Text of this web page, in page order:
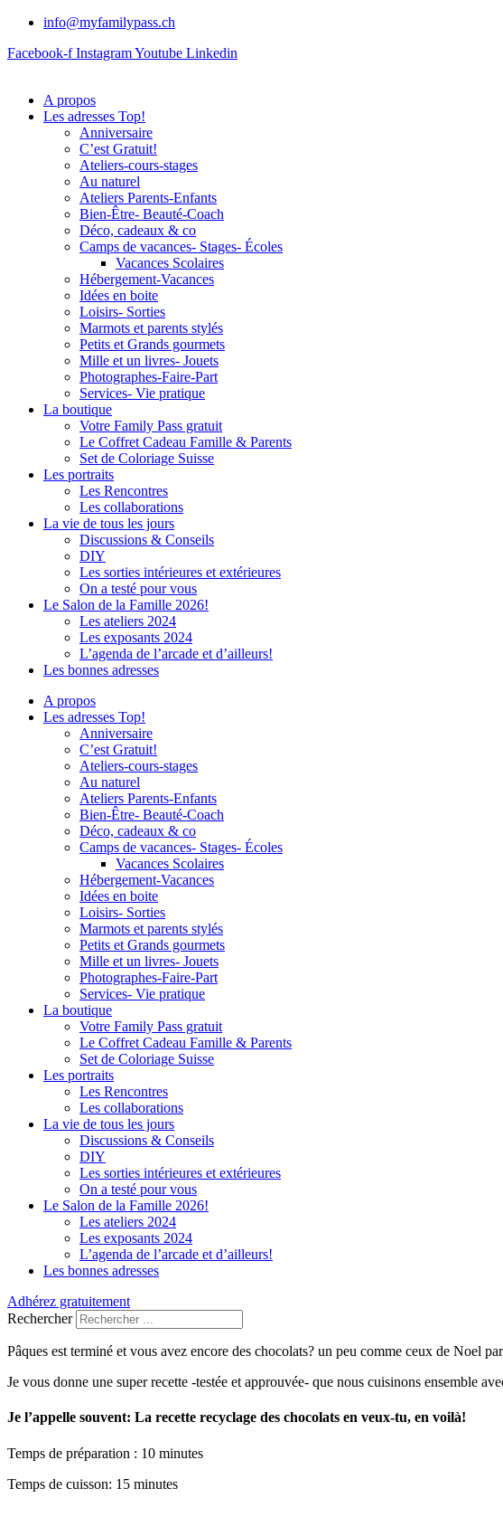
info@myfamilypass.ch
Facebook-f InstagramYoutube Linkedin
A propos
Les adresses Top!
Anniversaire
C’est Gratuit!
Ateliers-cours-stages
Au naturel
Ateliers Parents-Enfants
Bien-Être- Beauté-Coach
Déco, cadeaux & co
Camps de vacances- Stages- Écoles
Vacances Scolaires
Hébergement-Vacances
Idées en boite
Loisirs- Sorties
Marmots et parents stylés
Petits et Grands gourmets
Mille et un livres- Jouets
Photographes-Faire-Part
Services- Vie pratique
La boutique
Votre Family Pass gratuit
Le Coffret Cadeau Famille & Parents
Set de Coloriage Suisse
Les portraits
Les Rencontres
Les collaborations
La vie de tous les jours
Discussions & Conseils
DIY
Les sorties intérieures et extérieures
On a testé pour vous
Le Salon de la Famille 2026!
Les ateliers 2024
Les exposants 2024
L’agenda de l’arcade et d’ailleurs!
Les bonnes adresses
A propos
Les adresses Top!
Anniversaire
C’est Gratuit!
Ateliers-cours-stages
Au naturel
Ateliers Parents-Enfants
Bien-Être- Beauté-Coach
Déco, cadeaux & co
Camps de vacances- Stages- Écoles
Vacances Scolaires
Hébergement-Vacances
Idées en boite
Loisirs- Sorties
Marmots et parents stylés
Petits et Grands gourmets
Mille et un livres- Jouets
Photographes-Faire-Part
Services- Vie pratique
La boutique
Votre Family Pass gratuit
Le Coffret Cadeau Famille & Parents
Set de Coloriage Suisse
Les portraits
Les Rencontres
Les collaborations
La vie de tous les jours
Discussions & Conseils
DIY
Les sorties intérieures et extérieures
On a testé pour vous
Le Salon de la Famille 2026!
Les ateliers 2024
Les exposants 2024
L’agenda de l’arcade et d’ailleurs!
Les bonnes adresses
Adhérez gratuitement
Rechercher
Pâques est terminé et vous avez encore des chocolats? un peu comme ceux de Noel
Je vous donne une super recette -testée et approuvée- que nous cuisinons ensemble
Je l’appelle souvent: La recette recyclage des chocolats en veux-tu, en voilà!
Temps de préparation : 10 minutes
Temps de cuisson: 15 minutes